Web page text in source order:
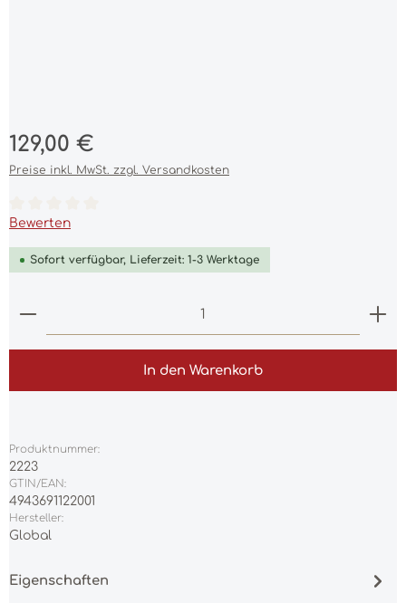
Regulärer Preis:
129,00 €
Preise inkl. MwSt. zzgl. Versandkosten
Durchschnittliche Bewertung von 0 von 5 Sternen
Bewerten
Sofort verfügbar, Lieferzeit: 1-3 Werktage
Produkt Anzahl: Gib den gewünschten Wert
In den Warenkorb
Produktnummer:
2223
GTIN/EAN:
4943691122001
Hersteller:
Global
Eigenschaften